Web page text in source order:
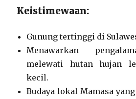
Keistimewaan:
Gunung tertinggi di
Menawarkan
melewati hutan hujan
kecil.
Budaya lokal Mamasa